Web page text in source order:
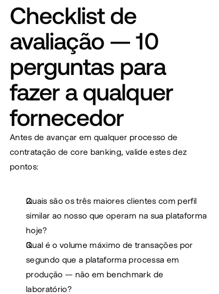
Checklist de
avaliação — 10
perguntas para
fazer a qualquer
fornecedor
Antes de avançar em qualquer processo de
contratação de core banking, valide estes dez
pontos:
Quais são os três maiores clientes com perfil
similar ao nosso que operam na sua plataforma
hoje?
Qual é o volume máximo de transações por
segundo que a plataforma processa em
produção — não em benchmark de
laboratório?